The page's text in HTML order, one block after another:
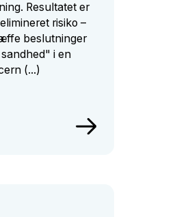
Resultatet er
risiko –
beslutninger
i en
(...)